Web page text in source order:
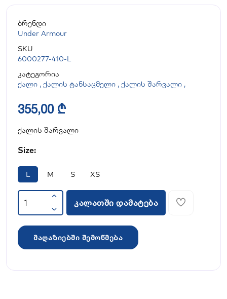
ბრენდი
Under Armour
SKU
6000277-410-L
კატეგორია
ქალი , ქალის ტანსაცმელი , ქალის შარვალი ,
355,00 ₾
ქალის შარვალი
Size:
L M S XS
კალათში დამატება
მაღაზიებში შემოწმება